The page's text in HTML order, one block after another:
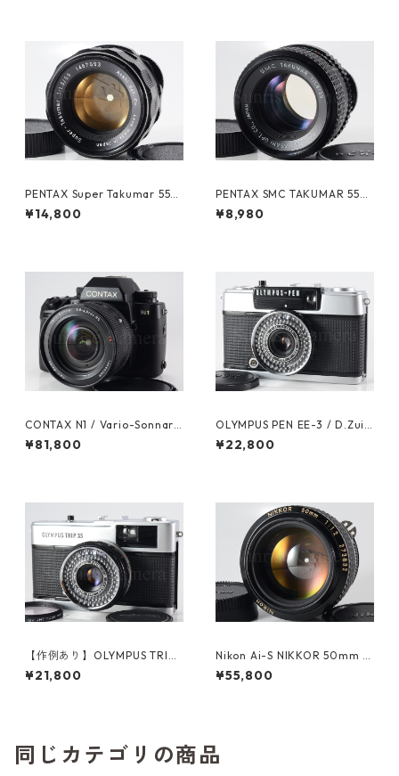
PENTAX Super Takumar 55m
m F1.8 M42 ペンタックス (61
484)
¥14,800
PENTAX SMC TAKUMAR 55m
m F1.8 M42 ペンタックス（61
346）
¥8,980
CONTAX N1 / Vario-Sonnar
24-85mm F3.5-4.5 コンタッ
クス (61606)
¥81,800
OLYMPUS PEN EE-3 / D.Zuik
o 28mm F3.5 オーバーホール
済 オリンパス (60593)
¥22,800
【作例あり】OLYMPUS TRIP3
5 / D.Zuiko 40mm F2.8 オー
バーホール済み オリンパス フ
¥21,800
Nikon Ai-S NIKKOR 50mm F
1.2レンズ (61214)
¥55,800
同じカテゴリの商品